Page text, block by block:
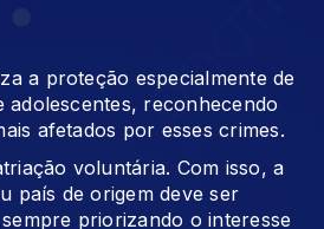
a proteção especialmente de
adolescentes, reconhecendo
afetados por esses crimes.
voluntária. Com isso, a
país de origem deve ser
priorizando o interesse